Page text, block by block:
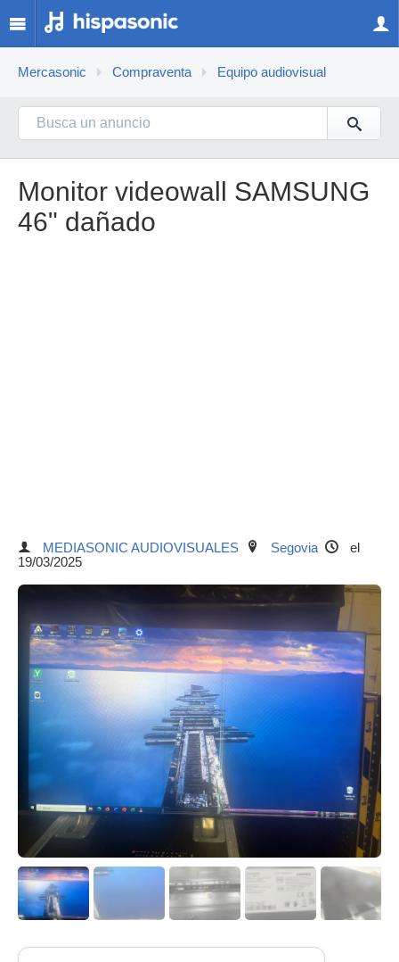
Mercasonic Compraventa Equipo audiovisual
Monitor videowall SAMSUNG
46" dañado
MEDIASONIC AUDIOVISUALES Segovia
el
19/03/2025